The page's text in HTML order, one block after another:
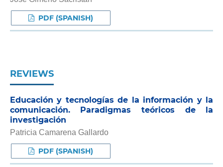
PDF (SPANISH)
REVIEWS
Educación y tecnologías de la información y la
comunicación. Paradigmas teóricos de la
investigación
Patricia Camarena Gallardo
PDF (SPANISH)